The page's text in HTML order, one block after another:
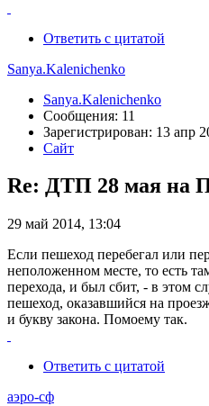
Ответить с цитатой
Sanya.Kalenichenko
Sanya.Kalenichenko
Сообщения: 11
Зарегистрирован: 13 апр
Сайт
Re: ДТП 28 мая на
29 май 2014, 13:04
Если пешеход перебегал или
неположенном месте, то есть
перехода, и был сбит, - в этом
пешеход, оказавшийся на
и букву закона. Помоему так.
Ответить с цитатой
аэро-сф